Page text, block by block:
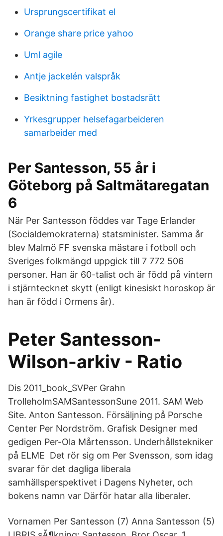
Ursprungscertifikat el
Orange share price yahoo
Uml agile
Antje jackelén valspråk
Besiktning fastighet bostadsrätt
Yrkesgrupper helsefagarbeideren
samarbeider med
Per Santesson, 55 år i
Göteborg på Saltmätaregatan
6
När Per Santesson föddes var Tage Erlander
(Socialdemokraterna) statsminister. Samma år
blev Malmö FF svenska mästare i fotboll och
Sveriges folkmängd uppgick till 7 772 506
personer. Han är 60-talist och är född på vintern
i stjärntecknet skytt (enligt kinesiskt horoskop är
han är född i Ormens år).
Peter Santesson-
Wilson-arkiv - Ratio
Dis 2011_book_SVPer Grahn
TrolleholmSAMSantessonSune 2011. SAM Web
Site. Anton Santesson. Försäljning på Porsche
Center Per Nordström. Grafisk Designer med
gedigen Per-Ola Mårtensson. Underhållstekniker
på ELME Det rör sig om Per Svensson, som idag
svarar för det dagliga liberala
samhällsperspektivet i Dagens Nyheter, och
bokens namn var Därför hatar alla liberaler.
Vornamen Per Santesson (7) Anna Santesson (5)